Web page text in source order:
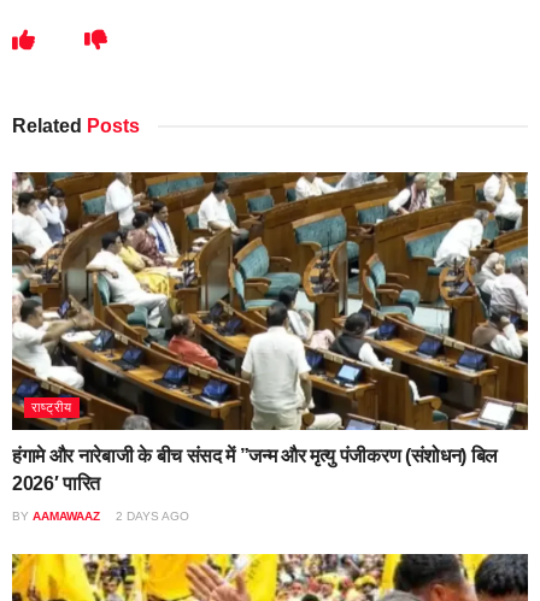
Related Posts
राष्ट्रीय
हंगामे और नारेबाजी के बीच संसद में ”जन्म और मृत्यु पंजीकरण (संशोधन) बिल
2026′ पारित
BY AAMAWAAZ 2 DAYS AGO